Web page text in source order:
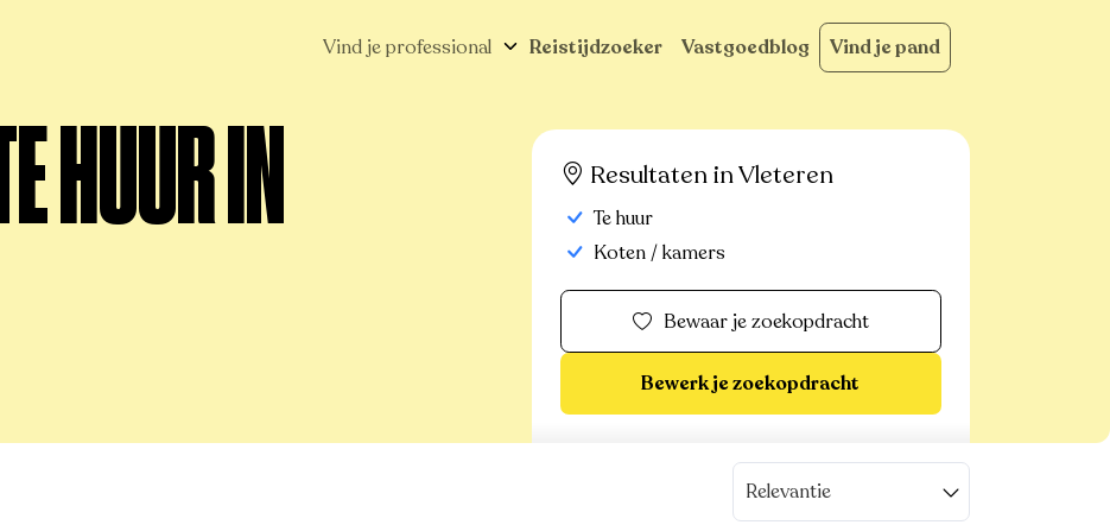
Vind je professional Reistijdzoeker Vastgoedblog Vind je pand
HUUR IN
Resultaten in Vleteren
Te huur
Koten / kamers
Bewaar je zoekopdracht
Bewerk je zoekopdracht
Relevantie